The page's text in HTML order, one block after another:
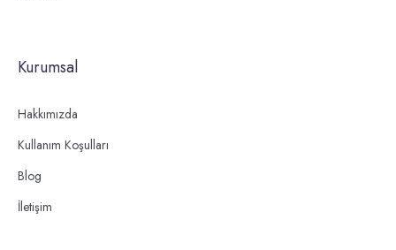
Kurumsal
Hakkımızda
Kullanım Koşulları
Blog
İletişim